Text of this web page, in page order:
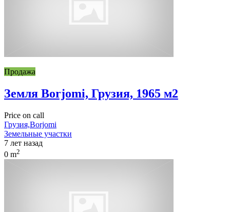
Продажа
Земля Borjomi, Грузия, 1965 м2
Price on call
Грузия,Borjomi
Земельные участки
7 лет назад
0 m2